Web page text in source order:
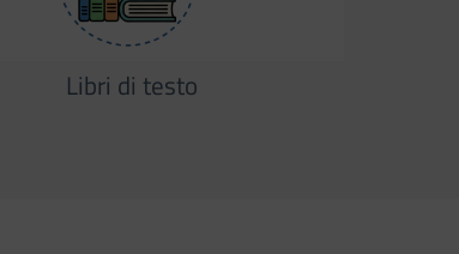
Libri di testo